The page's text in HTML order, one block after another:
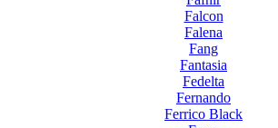
Falcon
Falena
Fang
Fantasia
Fedelta
Fernando
Ferrico Black